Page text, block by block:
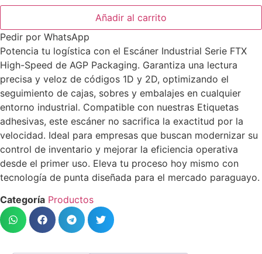
Añadir al carrito
Pedir por WhatsApp
Potencia tu logística con el Escáner Industrial Serie FTX
High-Speed de AGP Packaging. Garantiza una lectura
precisa y veloz de códigos 1D y 2D, optimizando el
seguimiento de cajas, sobres y embalajes en cualquier
entorno industrial. Compatible con nuestras Etiquetas
adhesivas, este escáner no sacrifica la exactitud por la
velocidad. Ideal para empresas que buscan modernizar su
control de inventario y mejorar la eficiencia operativa
desde el primer uso. Eleva tu proceso hoy mismo con
tecnología de punta diseñada para el mercado paraguayo.
Categoría Productos